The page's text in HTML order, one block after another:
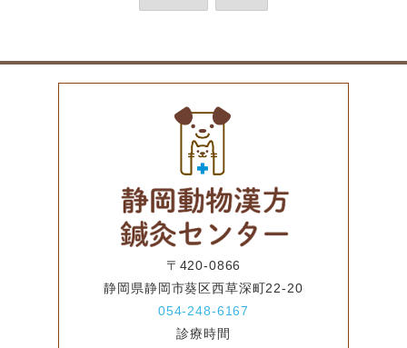
〒420-0866
静岡県静岡市葵区西草深町22-20
054-248-6167
診療時間